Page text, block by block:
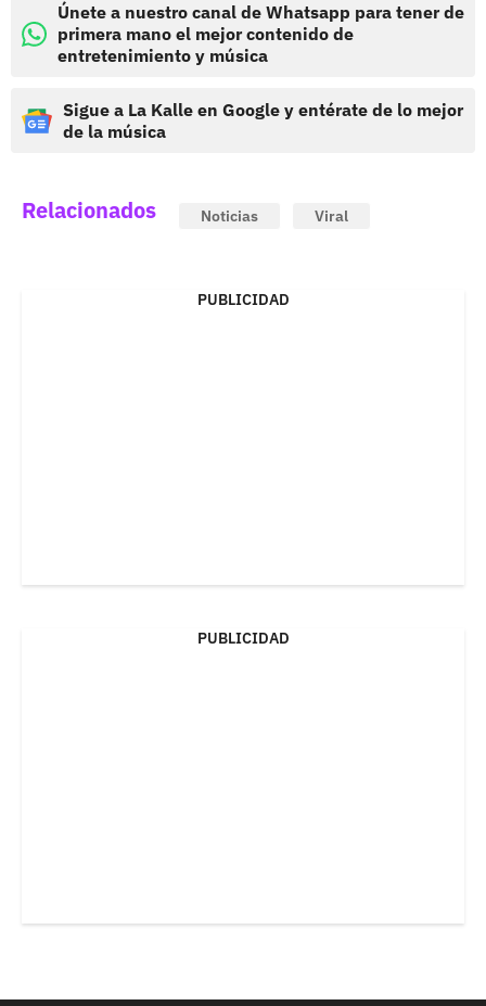
Únete a nuestro canal de Whatsapp para tener de
primera mano el mejor contenido de
entretenimiento y música
Sigue a La Kalle en Google y entérate de lo mejor
de la música
Relacionados Noticias Viral
PUBLICIDAD
PUBLICIDAD